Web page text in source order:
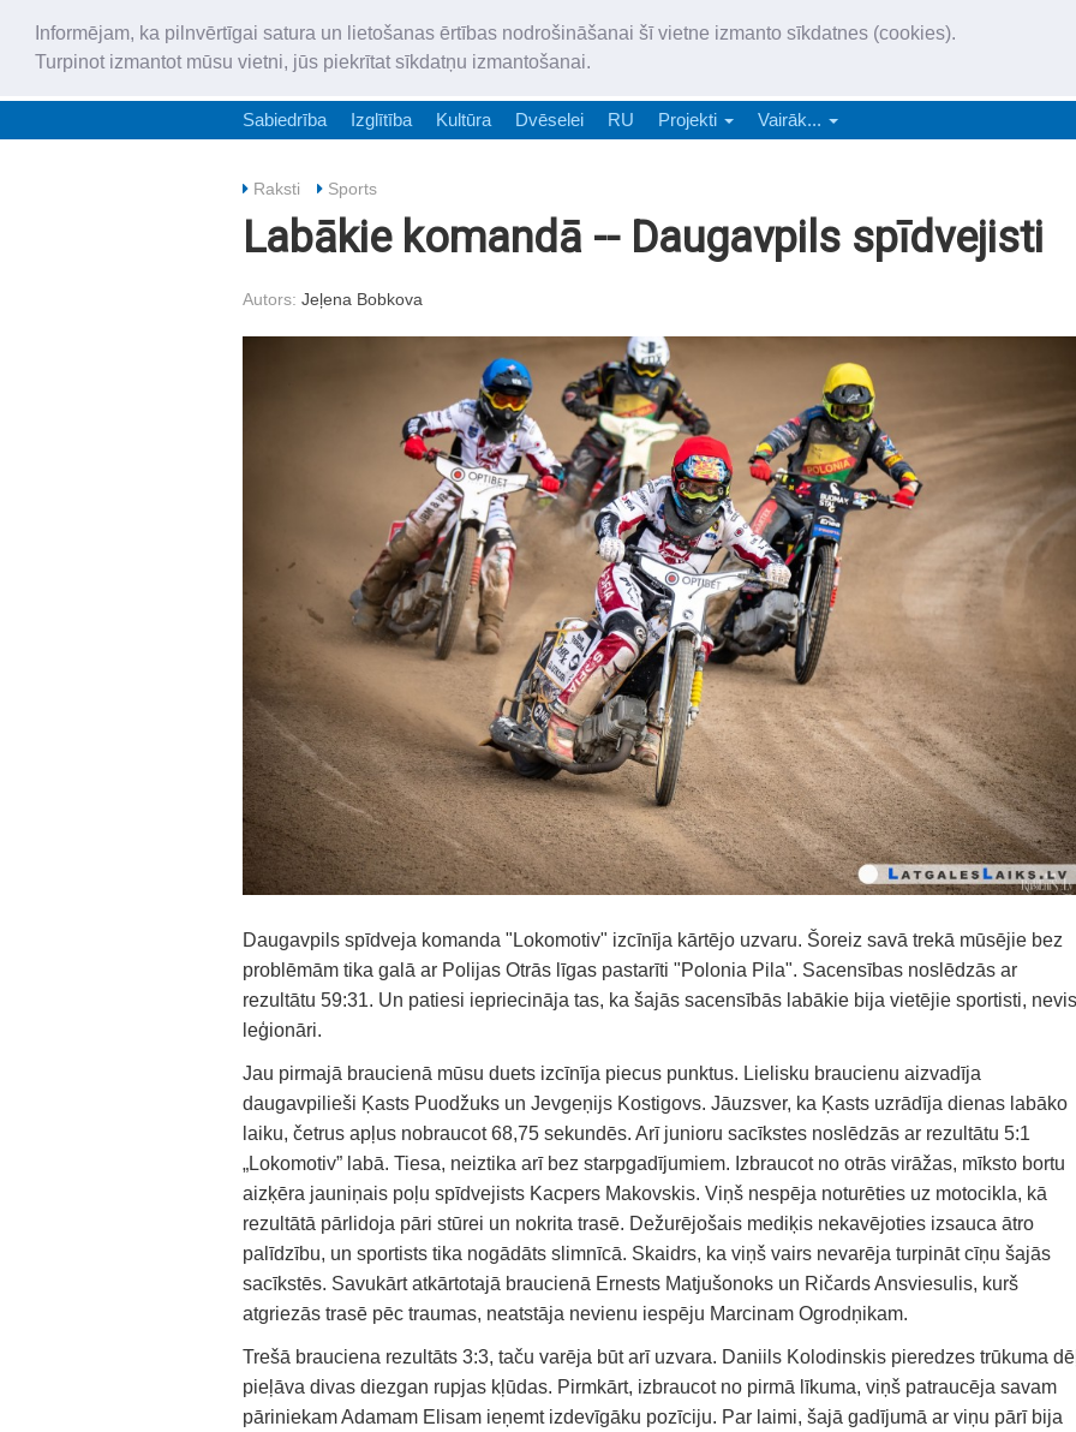
Informējam, ka pilnvērtīgai satura un lietošanas ērtības nodrošināšanai šī vietne izmanto sīkdatnes (cookies).
Turpinot izmantot mūsu vietni, jūs piekrītat sīkdatņu izmantošanai.
„Latgales Laiks” latviešu valodā aptver Daugavpils valstspilsētu,
Sabiedrība Izglītība Kultūra Dvēselei RU Projekti Vairāk...
Raksti Sports
Labākie komandā -- Daugavpils spīdvejisti
Autors: Jeļena Bobkova
Daugavpils spīdveja komanda "Lokomotiv" izcīnīja kārtējo uzvaru. Šoreiz savā trekā mūsējie bez
problēmām tika galā ar Polijas Otrās līgas pastarīti "Polonia Pila". Sacensības noslēdzās ar
rezultātu 59:31. Un patiesi iepriecināja tas, ka šajās sacensībās labākie bija vietējie sportisti, nevis
leģionāri.
Jau pirmajā braucienā mūsu duets izcīnīja piecus punktus. Lielisku braucienu aizvadīja
daugavpilieši Ķasts Puodžuks un Jevgeņijs Kostigovs. Jāuzsver, ka Ķasts uzrādīja dienas labāko
laiku, četrus apļus nobraucot 68,75 sekundēs. Arī junioru sacīkstes noslēdzās ar rezultātu 5:1
„Lokomotiv” labā. Tiesa, neiztika arī bez starpgadījumiem. Izbraucot no otrās virāžas, mīksto bortu
aizķēra jauniņais poļu spīdvejists Kacpers Makovskis. Viņš nespēja noturēties uz motocikla, kā
rezultātā pārlidoja pāri stūrei un nokrita trasē. Dežurējošais mediķis nekavējoties izsauca ātro
palīdzību, un sportists tika nogādāts slimnīcā. Skaidrs, ka viņš vairs nevarēja turpināt cīņu šajās
sacīkstēs. Savukārt atkārtotajā braucienā Ernests Matjušonoks un Ričards Ansviesulis, kurš
atgriezās trasē pēc traumas, neatstāja nevienu iespēju Marcinam Ogrodņikam.
Trešā brauciena rezultāts 3:3, taču varēja būt arī uzvara. Daniils Kolodinskis pieredzes trūkuma dēļ
pieļāva divas diezgan rupjas kļūdas. Pirmkārt, izbraucot no pirmā līkuma, viņš patraucēja savam
pāriniekam Adamam Elisam ieņemt izdevīgāku pozīciju. Par laimi, šajā gadījumā ar viņu pārī bija